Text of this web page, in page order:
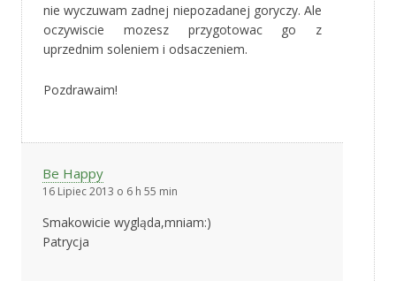
nie wyczuwam zadnej niepozadanej goryczy. Ale
oczywiscie mozesz przygotowac go z
uprzednim soleniem i odsaczeniem.
Pozdrawaim!
Be Happy
16 Lipiec 2013 o 6 h 55 min
Smakowicie wygląda,mniam:)
Patrycja